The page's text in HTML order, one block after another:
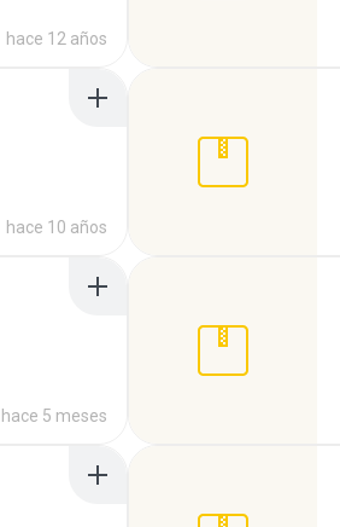
hace 12 años
hace 10 años
hace 5 meses